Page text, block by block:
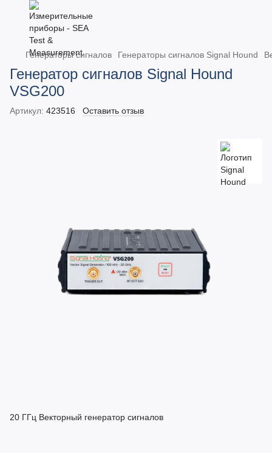
Генераторы сигналов Генераторы сигналов Signal Hound
Генератор сигналов Signal Hound
VSG200
Артикул: 423516 Оставить отзыв
20 ГГц Векторный генератор сигналов